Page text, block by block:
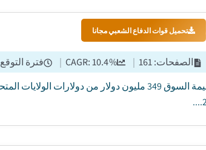
تحميل قوات الدفاع الشعبي مجانا
الصفحات:
161
|
CAGR:10.4%
| فترة التوقع